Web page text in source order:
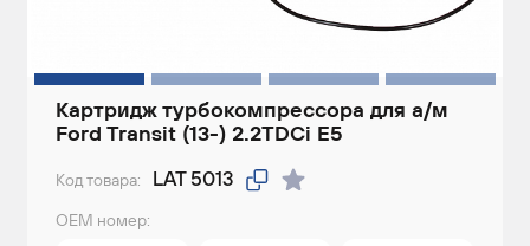
Картридж турбокомпрессора для а/м
Ford Transit (13-) 2.2TDCi E5
Код товара: LAT 5013
ОЕМ номер: